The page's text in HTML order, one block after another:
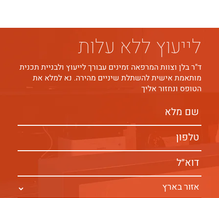
לייעוץ ללא עלות
ד"ר בלן וצוות המרפאה זמינים עבורך לייעוץ ולבניית תכנית
מותאמת אישית להשתלת שיניים מהירה. נא למלא את
הטופס ונחזור אליך